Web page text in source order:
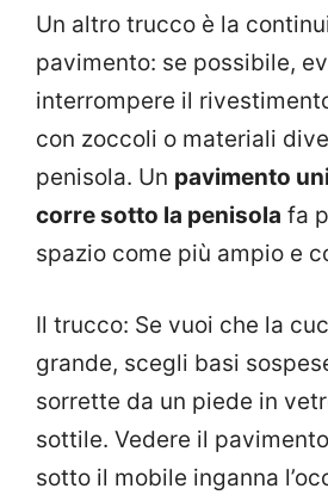
Un altro trucco è la
pavimento: se possibile,
interrompere il
con zoccoli o materiali
penisola. Un pavimento
corre sotto la penisola fa
spazio come più ampio e
Il trucco: Se vuoi che la
grande, scegli basi
sorrette da un piede in
sottile. Vedere il
sotto il mobile inganna